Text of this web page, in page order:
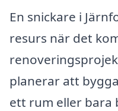
En snickare i
resurs när det
planerar att
ett rum eller bara